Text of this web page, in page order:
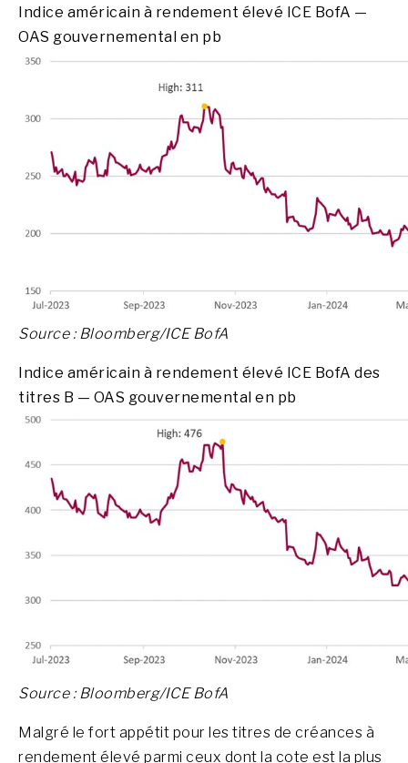
Indice américain à rendement élevé ICE BofA —
OAS gouvernemental en pb
Source : Bloomberg/ICE BofA
Indice américain à rendement élevé ICE BofA des
titres B — OAS gouvernemental en pb
Source : Bloomberg/ICE BofA
Malgré le fort appétit pour les titres de créances à
rendement élevé parmi ceux dont la cote est la plus